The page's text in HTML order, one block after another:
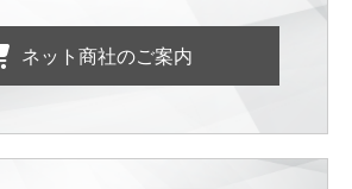
ネット商社のご案内